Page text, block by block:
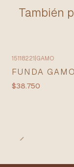
También
15118221 GAMO
FUNDA
$38.750